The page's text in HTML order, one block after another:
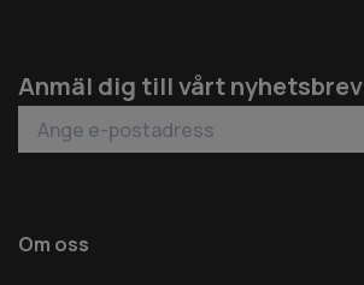
Anmäl dig till vårt nyhetsbrev
Om oss